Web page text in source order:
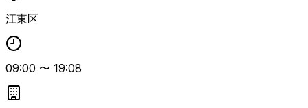
ョンを取りながら運用をリードできることが条件となりま
す。
江東区
09:00 〜 19:08